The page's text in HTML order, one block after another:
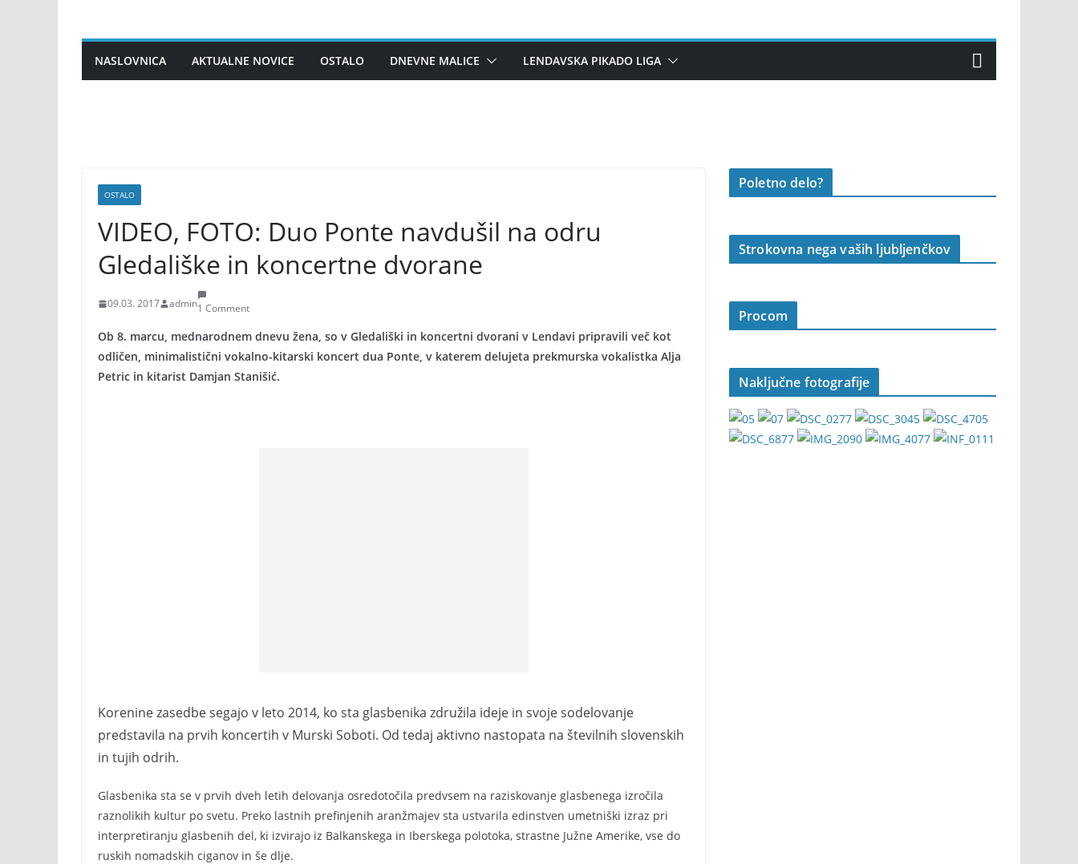
contentNASLOVNICA AKTUALNE NOVICE OSTALO DNEVNE MALICE LENDAVSKA PIKADO LIGA
OSTALO
VIDEO, FOTO: Duo Ponte navdušil na odru
Gledališke in koncertne dvorane
09.03. 2017 admin1 Comment
Ob 8. marcu, mednarodnem dnevu žena, so v Gledališki in koncertni dvorani v Lendavi pripravili več kot
odličen, minimalistični vokalno-kitarski koncert dua Ponte, v katerem delujeta prekmurska vokalistka Alja
Petric in kitarist Damjan Stanišić.
Korenine zasedbe segajo v leto 2014, ko sta glasbenika združila ideje in svoje sodelovanje
predstavila na prvih koncertih v Murski Soboti. Od tedaj aktivno nastopata na številnih slovenskih
in tujih odrih.
Glasbenika sta se v prvih dveh letih delovanja osredotočila predvsem na raziskovanje glasbenega izročila
raznolikih kultur po svetu. Preko lastnih prefinjenih aranžmajev sta ustvarila edinstven umetniški izraz pri
interpretiranju glasbenih del, ki izvirajo iz Balkanskega in Iberskega polotoka, strastne Južne Amerike, vse do
ruskih nomadskih ciganov in še dlje.
Poletno delo?
Strokovna nega vaših ljubljenčkov
Procom
Naključne fotografije